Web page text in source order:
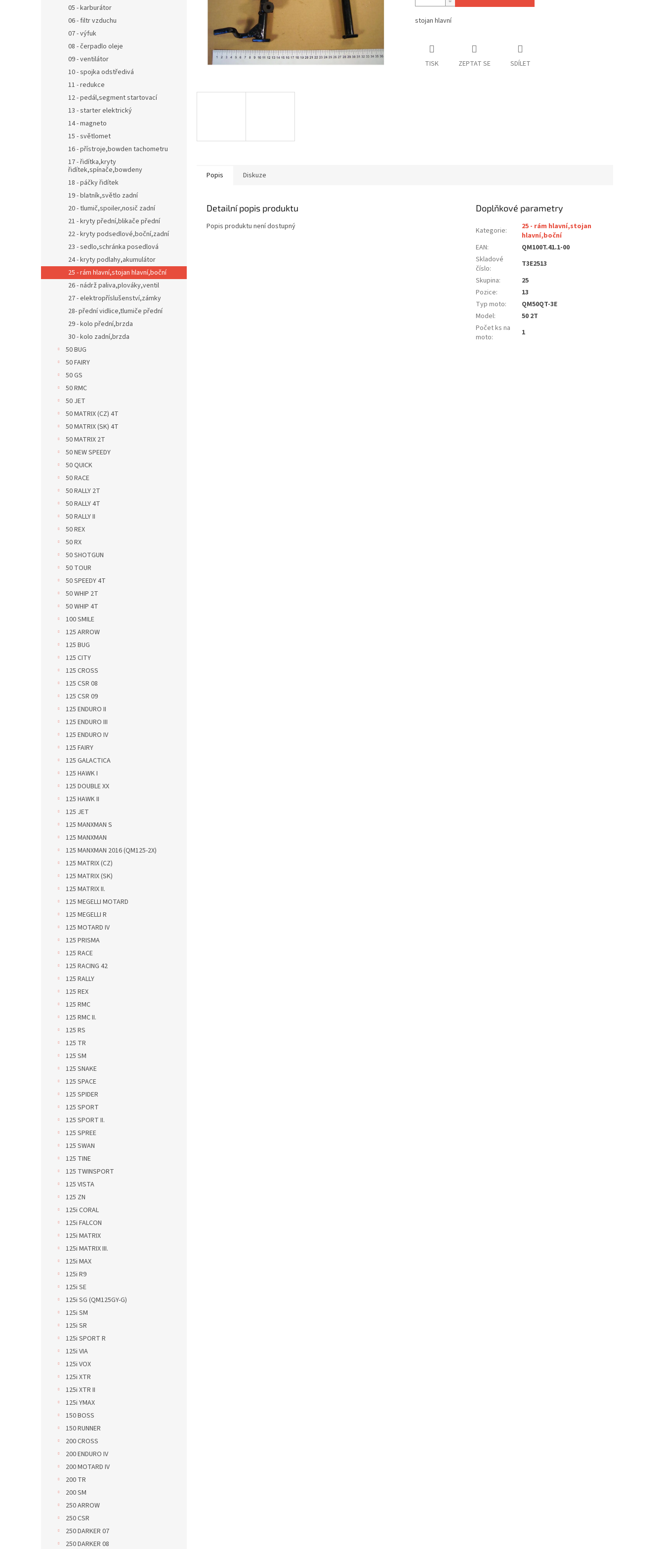
05 - karburátor
06 - filtr vzduchu
07 - výfuk
08 - čerpadlo oleje
09 - ventilátor
10 - spojka odstředivá
11 - redukce
12 - pedál,segment startovací
13 - starter elektrický
14 - magneto
15 - světlomet
16 - přístroje,bowden tachometru
17 - řidítka,kryty
řidítek,spínače,bowdeny
18 - páčky řidítek
19 - blatník,světlo zadní
20 - tlumič,spoiler,nosič zadní
21 - kryty přední,blikače přední
22 - kryty podsedlové,boční,zadní
23 - sedlo,schránka posedlová
24 - kryty podlahy,akumulátor
25 - rám hlavní,stojan hlavní,boční
26 - nádrž paliva,plováky,ventil
27 - elektropříslušenství,zámky
28- přední vidlice,tlumiče přední
29 - kolo přední,brzda
30 - kolo zadní,brzda
50 BUG
50 FAIRY
50 GS
50 RMC
50 JET
50 MATRIX (CZ) 4T
50 MATRIX (SK) 4T
50 MATRIX 2T
50 NEW SPEEDY
50 QUICK
50 RACE
50 RALLY 2T
50 RALLY 4T
50 RALLY II
50 REX
50 RX
50 SHOTGUN
50 TOUR
50 SPEEDY 4T
50 WHIP 2T
50 WHIP 4T
100 SMILE
125 ARROW
125 BUG
125 CITY
125 CROSS
125 CSR 08
125 CSR 09
125 ENDURO II
125 ENDURO III
125 ENDURO IV
125 FAIRY
125 GALACTICA
125 HAWK I
125 DOUBLE XX
125 HAWK II
125 JET
125 MANXMAN S
125 MANXMAN
125 MANXMAN 2016 (QM125-2X)
125 MATRIX (CZ)
125 MATRIX (SK)
125 MATRIX II.
125 MEGELLI MOTARD
125 MEGELLI R
125 MOTARD IV
125 PRISMA
125 RACE
125 RACING 42
125 RALLY
125 REX
125 RMC
125 RMC II.
125 RS
125 TR
125 SM
125 SNAKE
125 SPACE
125 SPIDER
125 SPORT
125 SPORT II.
125 SPREE
125 SWAN
125 TINE
125 TWINSPORT
125 VISTA
125 ZN
125i CORAL
125i FALCON
125i MATRIX
125i MATRIX III.
125i MAX
125i R9
125i SE
125i SG (QM125GY-G)
125i SM
125i SR
125i SPORT R
125i VIA
125i VOX
125i XTR
125i XTR II
125i YMAX
150 BOSS
150 RUNNER
200 CROSS
200 ENDURO IV
200 MOTARD IV
200 TR
200 SM
250 ARROW
250 CSR
250 DARKER 07
250 DARKER 08
stojan hlavní
TISK ZEPTAT SE SDÍLET
Popis Diskuze
Detailní popis produktu
Popis produktu není dostupný
Doplňkové parametry
Kategorie:
25 - rám hlavní,stojan
hlavní,boční
EAN:
QM100T.41.1-00
Skladové
číslo:
T3E2513
Skupina:
25
Pozice:
13
Typ moto:
QM50QT-3E
Model:
50 2T
Počet ks na
moto: 1